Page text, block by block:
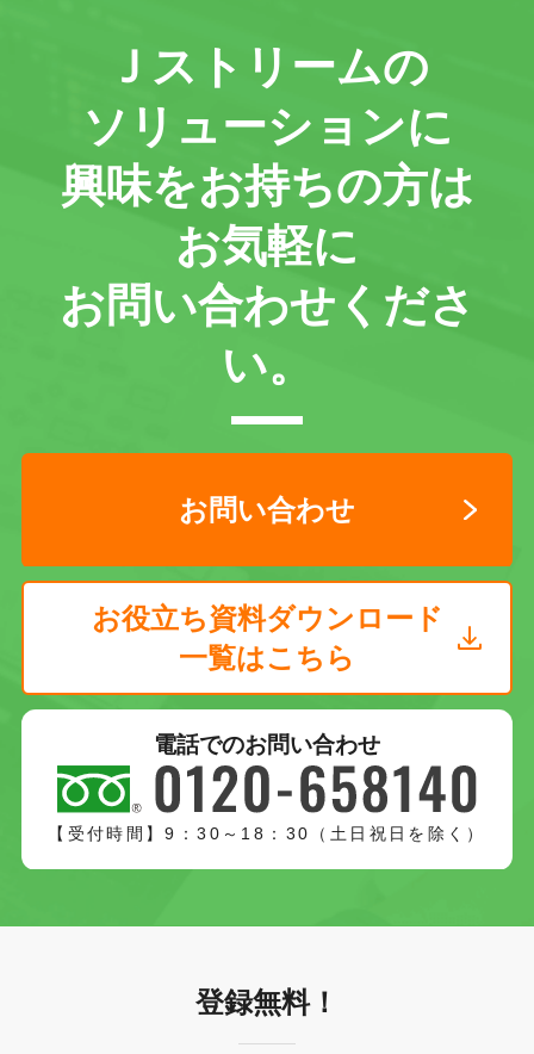
Ｊストリームの
ソリューションに
興味をお持ちの方は
お気軽に
お問い合わせくださ
い。
お問い合わせ
お役立ち資料ダウンロード
一覧はこちら
電話でのお問い合わせ
【受付時間】9：30～18：30（土日祝日を除く）
登録無料！